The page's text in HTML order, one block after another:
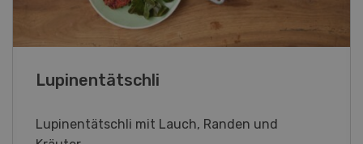
Frühlingsrollen
Frühlingsrollen mit Poulet